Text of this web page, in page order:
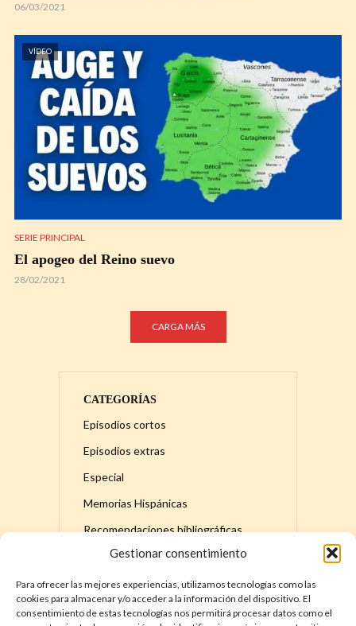
Gestionar consentimiento
Para ofrecer las mejores experiencias, utilizamos tecnologías como las
cookies para almacenar y/o acceder a la información del dispositivo. El
consentimiento de estas tecnologías nos permitirá procesar datos como el
06/03/2021
VÍDEO
SERIE PRINCIPAL
El apogeo del Reino suevo
28/02/2021
CARGA MÁS
CATEGORÍAS
Episodios cortos
Episodios extras
Especial
Memorias Hispánicas
Recomendaciones bibliográficas
Serie principal